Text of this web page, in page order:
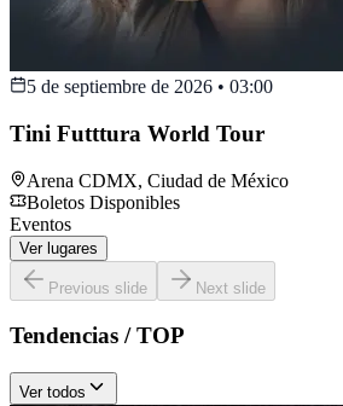
5 de septiembre de 2026 • 03:00
Tini Futttura World Tour
Arena CDMX, Ciudad de México
Boletos Disponibles
Eventos
Ver lugares
Previous slide Next slide
Tendencias / TOP
Ver todos